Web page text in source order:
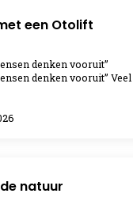
een Otolift
denken vooruit”
denken vooruit” Veel
natuur